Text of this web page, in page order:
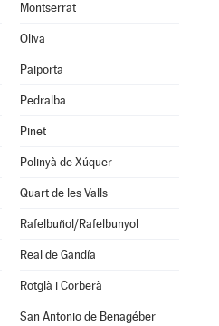
Montserrat
Oliva
Paiporta
Pedralba
Pinet
Polinyà de Xúquer
Quart de les Valls
Rafelbuñol/Rafelbunyol
Real de Gandía
Rotglà i Corberà
San Antonio de Benagéber